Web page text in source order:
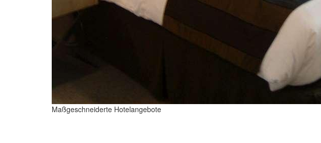
Maßgeschneiderte Hotelangebote